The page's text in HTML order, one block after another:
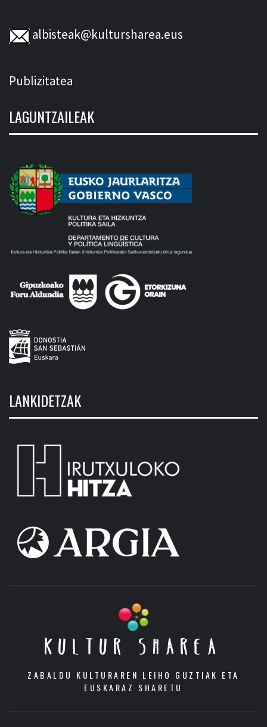
albisteak@kultursharea.eus
Publizitatea
LAGUNTZAILEAK
LANKIDETZAK
KULTUR SHAREA
ZABALDU KULTURAREN LEIHO GUZTIAK ETA
EUSKARAZ SHARETU